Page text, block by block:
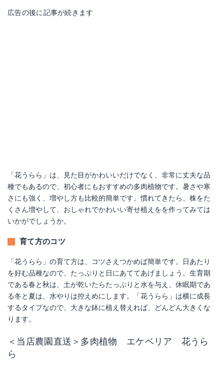
広告の後に記事が続きます
「花うらら」は、見た目がかわいいだけでなく、非常に丈夫な品
種でもあるので、初心者にもおすすめの多肉植物です。暑さや寒
さにも強く、増やし方も比較的簡単です。慣れてきたら、株をた
くさん増やして、おしゃれでかわいい寄せ植えをを作ってみては
いかがでしょうか。
育て方のコツ
「花うらら」の育て方は、コツさえつかめば簡単です。日あたり
を好む品種なので、たっぷりと日にあててあげましょう。生育期
である春と秋は、土が乾いたらたっぷりと水を与え、休眠期であ
る冬と夏は、水やりは控えめにします。「花うらら」は横に成長
するタイプなので、大きな鉢に植え替えれば、どんどん大きくな
ります。
＜当店農園直送＞多肉植物 エケベリア 花うら
ら